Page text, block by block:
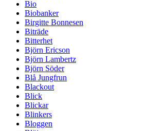
Bio
Biobanker
Birgitte Bonnesen
Biträde
Bitterhet
Björn Ericson
Björn Lambertz
Björn Söder
Blå Jungfrun
Blackout
Blick
Blickar
Blinkers
Bloggen